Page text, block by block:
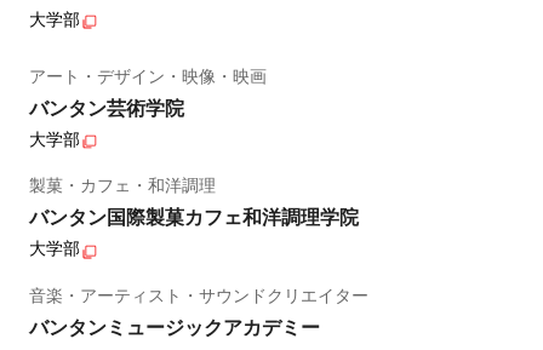
大学部
アート・デザイン・映像・映画
バンタン芸術学院
大学部
製菓・カフェ・和洋調理
バンタン国際製菓カフェ和洋調理学院
大学部
音楽・アーティスト・サウンドクリエイター
バンタンミュージックアカデミー